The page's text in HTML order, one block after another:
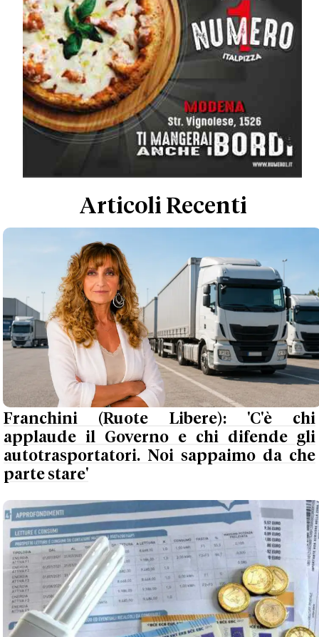
Articoli Recenti
Franchini (Ruote Libere): 'C'è chi
applaude il Governo e chi difende gli
autotrasportatori. Noi sappaimo da che
parte stare'